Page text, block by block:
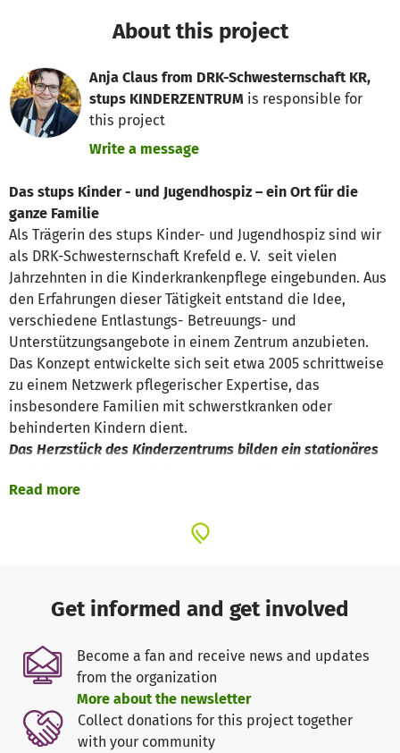
About this project
Anja Claus from DRK-Schwesternschaft KR,
stups KINDERZENTRUM is responsible for
this project
Write a message
Das stups Kinder - und Jugendhospiz – ein Ort für die
ganze Familie
Als Trägerin des stups Kinder- und Jugendhospiz sind wir
als DRK-Schwesternschaft Krefeld e. V. seit vielen
Jahrzehnten in die Kinderkrankenpflege eingebunden. Aus
den Erfahrungen dieser Tätigkeit entstand die Idee,
verschiedene Entlastungs- Betreuungs- und
Unterstützungsangebote in einem Zentrum anzubieten.
Das Konzept entwickelte sich seit etwa 2005 schrittweise
zu einem Netzwerk pflegerischer Expertise, das
insbesondere Familien mit schwerstkranken oder
behinderten Kindern dient.
Das Herzstück des Kinderzentrums bilden ein stationäres
Im stups Kinder- und Jugendhospiz findet die gesamten
können. Das stups Kinder- und Jugendhospiz ist nicht nur
ein Ort in der letzten Lebensphase, sondern ein Ort der
Unterstützung für die gesamte Familie ausgehend vom
Zeitpunkt der Diagnosestellung bis über den Tod hinaus.
So entsteht oft über eine lange Zeit ein
Vertrauensverhältnis, welches in der Begleitung auch in
der letzten Lebensphase unabdingbar ist.
Read more
Get informed and get involved
Become a fan and receive news and updates
from the organization
More about the newsletter
Collect donations for this project together
with your community